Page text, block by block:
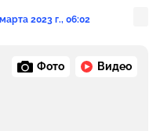
2023 г., 06:02
Фото Видео